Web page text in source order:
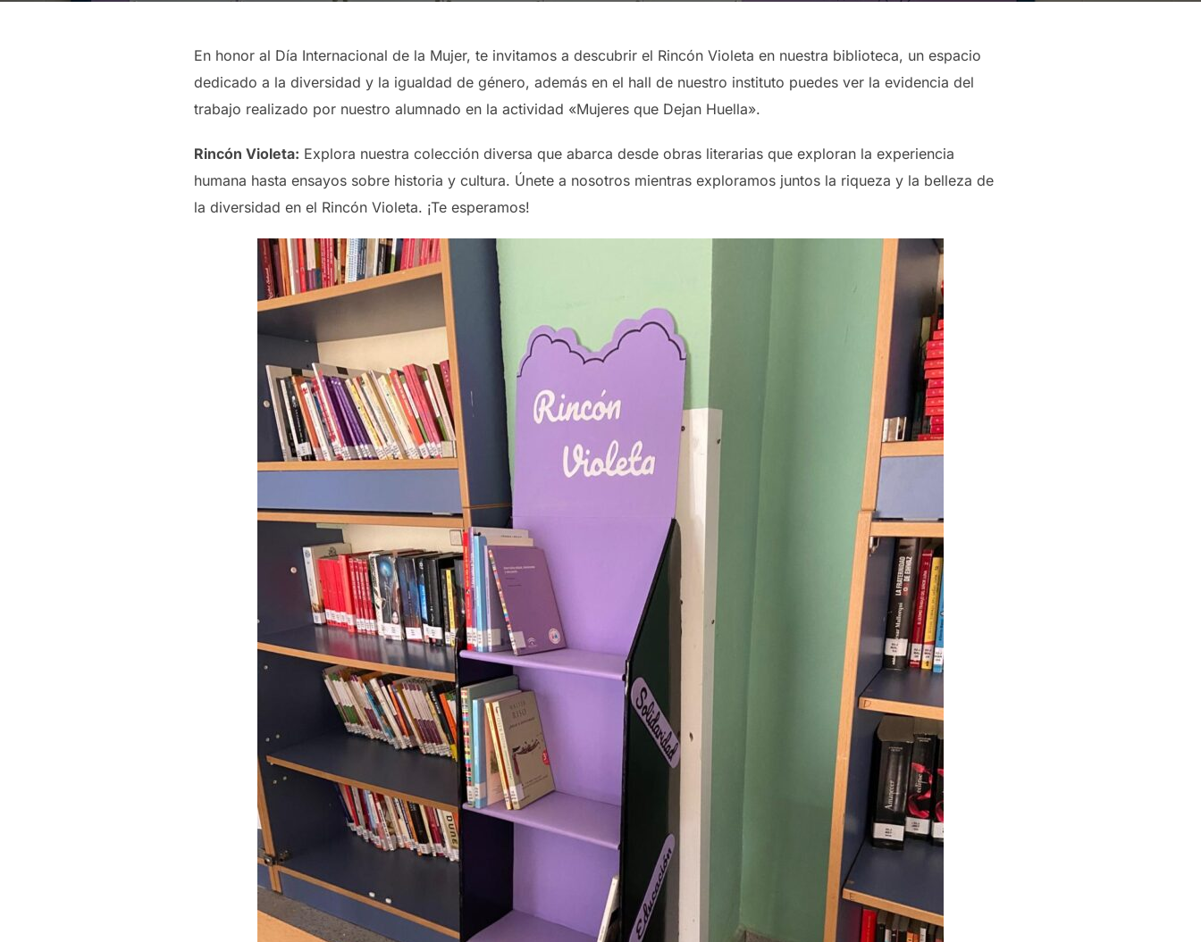
En honor al Día Internacional de la Mujer, te invitamos a descubrir el Rincón Violeta en nuestra biblioteca, un espacio
dedicado a la diversidad y la igualdad de género, además en el hall de nuestro instituto puedes ver la evidencia del
trabajo realizado por nuestro alumnado en la actividad «Mujeres que Dejan Huella».
Rincón Violeta: Explora nuestra colección diversa que abarca desde obras literarias que exploran la experiencia
humana hasta ensayos sobre historia y cultura. Únete a nosotros mientras exploramos juntos la riqueza y la belleza de
la diversidad en el Rincón Violeta. ¡Te esperamos!